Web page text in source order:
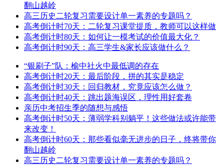
翻山越岭
高三历史二轮复习需要设计单一素养的专题吗？
高考倒计时70天：二轮复习课堂提质，教师可以这样做
高考倒计时80天：如何让一模考试的价值最大化？
高考倒计时90天：高三学生&家长应该做什么？
“银刷子”队：榆中社火中最低调的存在
高考倒计时20天：最后阶段，拼的其实是稳定
高考倒计时30天：回归教材，究竟应该怎么做？
高考倒计时40天：跳出题海误区，理性用好套卷
亲历中考招生季的随想与感悟
高考倒计时50天：薄弱学科别躺平！这些做法或许能带
来改变！
高考倒计时60天：那些看似毫无进步的日子，终将带你
翻山越岭
高三历史二轮复习需要设计单一素养的专题吗？